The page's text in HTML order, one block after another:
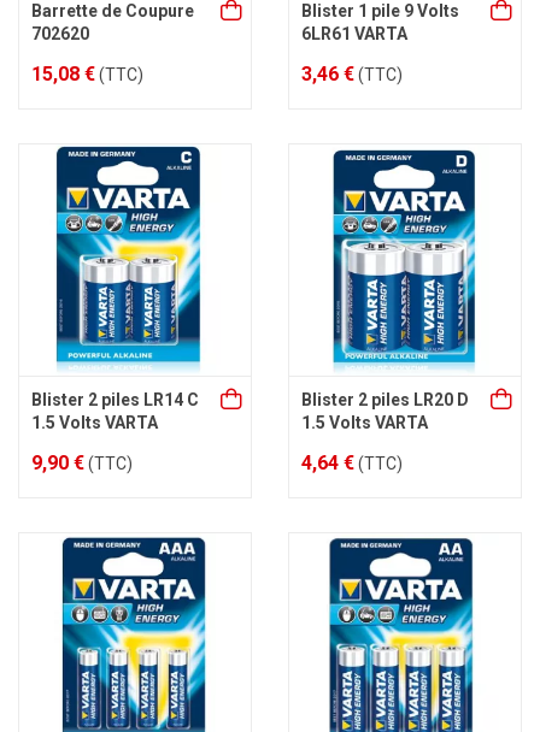
Barrette de Coupure
702620
15,08 €(TTC)
Blister 1 pile 9 Volts
6LR61 VARTA
3,46 €(TTC)
Blister 2 piles LR14 C
1.5 Volts VARTA
9,90 €(TTC)
Blister 2 piles LR20 D
1.5 Volts VARTA
4,64 €(TTC)